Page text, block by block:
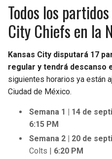
Todos los
City Chiefs en la
Kansas City disputará 17
regular y tendrá descanso
siguientes horarios ya están
Ciudad de México.
Semana 1 | 14 de
6:15 PM
Semana 2 | 20 de
Colts | 6:20 PM